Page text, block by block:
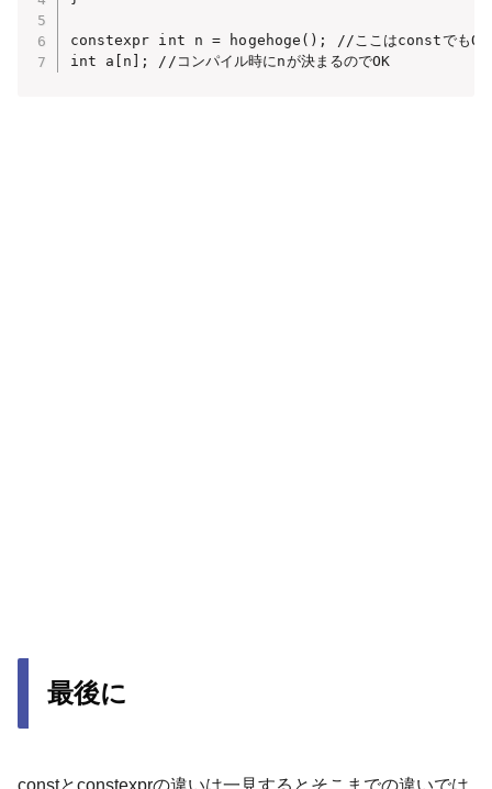
constexpr int n = hogehoge(); //ここはconstでもOK
int a[n]; //コンパイル時にnが決まるのでOK
最後に